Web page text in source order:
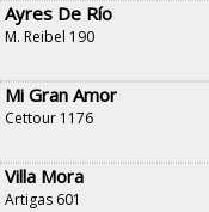
Ayres De Río
M. Reibel 190
Mi Gran Amor
Cettour 1176
Villa Mora
Artigas 601